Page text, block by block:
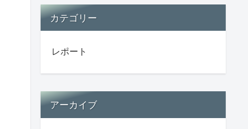
カテゴリー
レポート
アーカイブ